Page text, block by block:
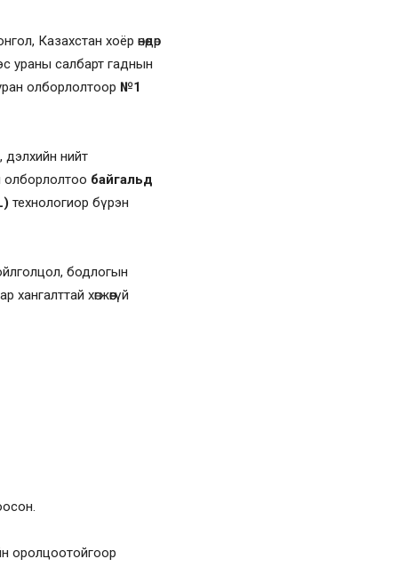
Казахстан хоёр өнөөдөр
ураны салбарт гаднын
олборлолтоор №1
нийт
олборлолтоо байгальд
технологиор бүрэн
бодлогын
хөгжөөгүй
оролцоотойгоор